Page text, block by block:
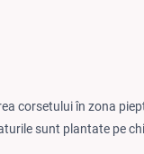
corsetului în zona
sunt plantate pe